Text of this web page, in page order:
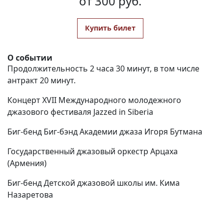
Купить билет
О событии
Продолжительность 2 часа 30 минут, в том числе
антракт 20 минут.
Концерт XVII Международного молодежного
джазового фестиваля Jazzed in Siberia
Биг-бенд Биг-бэнд Академии джаза Игоря Бутмана
Государственный джазовый оркестр Арцаха
(Армения)
Биг-бенд Детской джазовой школы им. Кима
Назаретова